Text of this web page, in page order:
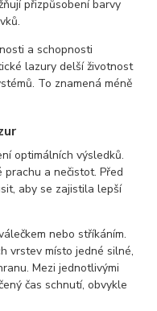
přizpůsobení barvy
a schopnosti
lazury delší životnost
To znamená méně
optimálních výsledků.
a nečistot. Před
aby se zajistila lepší
nebo stříkáním.
vrstev místo jedné silné,
Mezi jednotlivými
čas schnutí, obvykle